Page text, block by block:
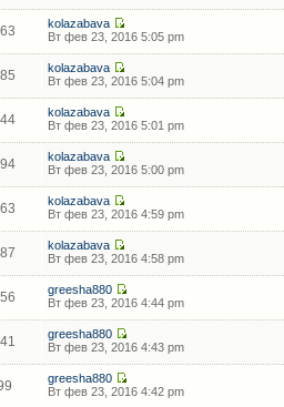
kolazabava
Вт фев 23, 2016 5:05 pm
kolazabava
Вт фев 23, 2016 5:04 pm
kolazabava
Вт фев 23, 2016 5:01 pm
kolazabava
Вт фев 23, 2016 5:00 pm
kolazabava
Вт фев 23, 2016 4:59 pm
kolazabava
Вт фев 23, 2016 4:58 pm
greesha880
Вт фев 23, 2016 4:44 pm
greesha880
Вт фев 23, 2016 4:43 pm
greesha880
Вт фев 23, 2016 4:42 pm